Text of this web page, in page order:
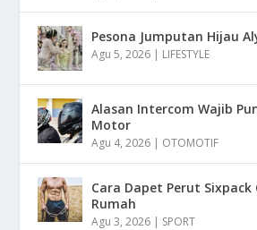
Pesona Jumputan Hijau
Agu 5, 2026 | LIFESTYLE
Alasan Intercom Wajib
Motor
Agu 4, 2026 | OTOMOTIF
Cara Dapet Perut
Rumah
Agu 3, 2026 | SPORT